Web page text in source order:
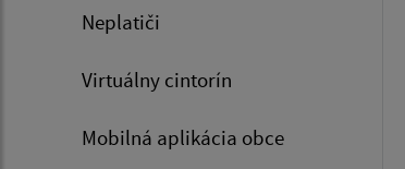
Neplatiči
Virtuálny cintorín
Mobilná aplikácia obce